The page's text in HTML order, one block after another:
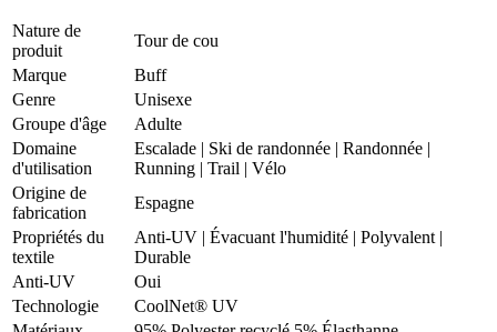
Nature de
produit
Tour de cou
Marque
Buff
Genre
Unisexe
Groupe d'âge
Adulte
Domaine
d'utilisation
Escalade | Ski de randonnée | Randonnée |
Running | Trail | Vélo
Origine de
fabrication
Espagne
Propriétés du
textile
Anti-UV | Évacuant l'humidité | Polyvalent |
Durable
Anti-UV
Oui
Technologie
CoolNet® UV